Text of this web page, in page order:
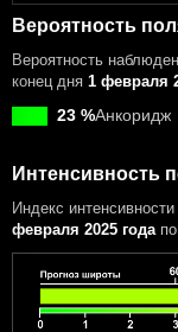
Вероятность
Вероятность
конец дня 1 февраля
23 %Анкоридж
Интенсивность
Индекс
февраля 2025 годапо